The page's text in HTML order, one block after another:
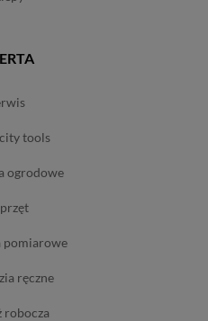
tools
ogrodowe
pomiarowe
ręczne
robocza